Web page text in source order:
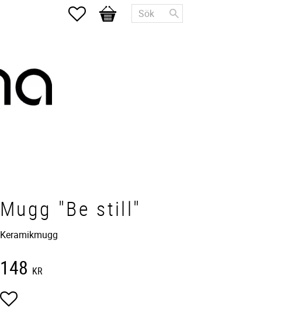
Favoriter
Kundvagn
Mugg "Be still"
Keramikmugg
148 KR
Lägg till i favoriter